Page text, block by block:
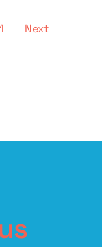
Next